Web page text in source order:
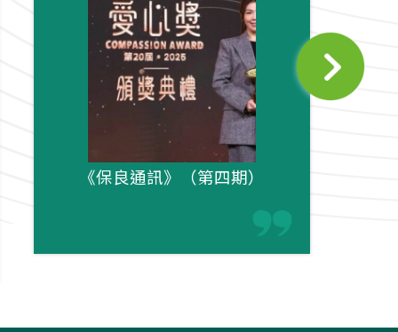
《保良通訊》（第四期）